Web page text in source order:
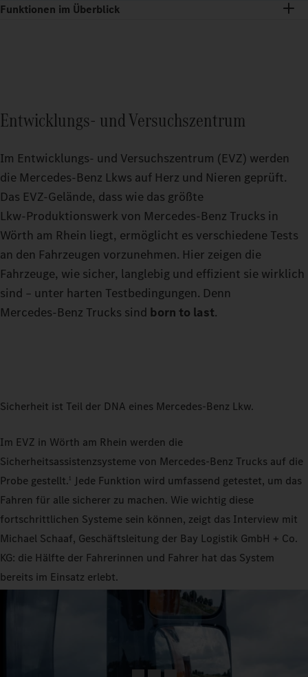
Funktionen im Überblick
Entwicklungs- und Versuchszentrum
Im Entwicklungs- und Versuchszentrum (EVZ) werden
die Mercedes‑Benz Lkws auf Herz und Nieren geprüft.
Das EVZ-Gelände, dass wie das größte
Lkw‑Produktionswerk von Mercedes‑Benz Trucks in
Wörth am Rhein liegt, ermöglicht es verschiedene Tests
an den Fahrzeugen vorzunehmen. Hier zeigen die
Fahrzeuge, wie sicher, langlebig und effizient sie wirklich
sind – unter harten Testbedingungen. Denn
Mercedes‑Benz Trucks sind born to last.
Sicherheit ist Teil der DNA eines Mercedes-Benz Lkw.
Im EVZ in Wörth am Rhein werden die
Sicherheitsassistenzsysteme von Mercedes-Benz Trucks auf die
Probe gestellt.1
Jede Funktion wird umfassend getestet, um das
Fahren für alle sicherer zu machen. Wie wichtig diese
fortschrittlichen Systeme sein können, zeigt das Interview mit
Michael Schaaf, Geschäftsleitung der Bay Logistik GmbH + Co.
KG: die Hälfte der Fahrerinnen und Fahrer hat das System
bereits im Einsatz erlebt.